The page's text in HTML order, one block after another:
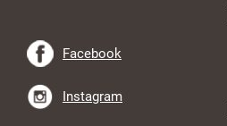
Facebook
Instagram